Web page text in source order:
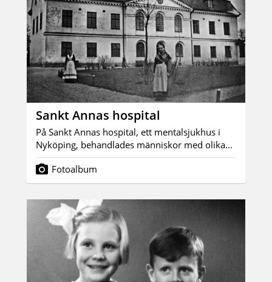
Sankt Annas hospital
På Sankt Annas hospital, ett mentalsjukhus i
Nyköping, behandlades människor med olika...
Fotoalbum